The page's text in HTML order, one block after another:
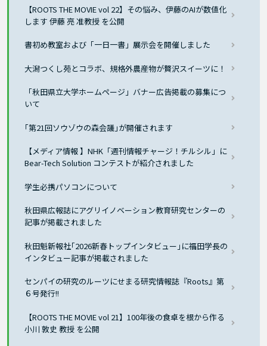
【ROOTS THE MOVIE vol 22】その悩み、伊藤のAIが数値化
します 伊藤 亮 准教授 を公開
書初め教室および「一日一書」展示会を開催しました
大潟つくし苑とコラボ、規格外農産物が贅沢スイーツに！
「秋田県立大学ホームページ」バナー広告掲載の募集につ
いて
｢第21回ソウゾウの森会議｣が開催されます
【メディア情報 】NHK「週刊情報チャージ！チルシル」に
Bear-Tech Solution コンテストが紹介されました
学生必携パソコンについて
秋田県広報誌にアグリイノベーション教育研究センターの
記事が掲載されました
秋田魁新報社｢2026新春トップインタビュー｣に福田学長の
インタビュー記事が掲載されました
センパイの研究のルーツにせまる研究情報誌『Roots』第
６号発行!!
【ROOTS THE MOVIE vol 21】100年後の食卓を根から作る
小川 敦史 教授 を公開